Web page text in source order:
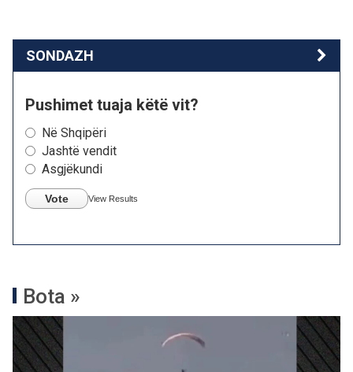
SONDAZH
Pushimet tuaja këtë vit?
Në Shqipëri
Jashtë vendit
Asgjëkundi
Vote View Results
Bota »